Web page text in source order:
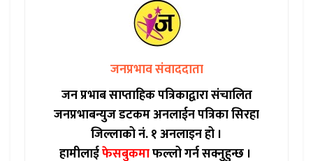
जनप्रभाव संवाददाता
जन प्रभाब साप्ताहिक पत्रिकाद्वारा संचालित
जनप्रभाबन्युज डटकम अनलाईन पत्रिका सिरहा
जिल्लाको नं. १ अनलाइन हो ।
हामीलाईफेसबुकमाफल्लो गर्न सक्नुहुन्छ ।